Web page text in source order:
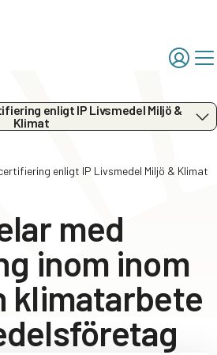
enligt IP Livsmedel Miljö &
Klimat
enligt IP Livsmedel Miljö & Klimat
med
inom inom
klimatarbete